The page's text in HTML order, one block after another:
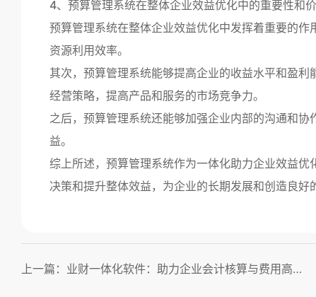
4、预算管理系统在整体企业效益优化中的重要性和
预算管理系统在整体企业效益优化中发挥着重要的
资源利用效率。
其次，预算管理系统能够提高企业的收益水平和盈
经营策略，提高产品和服务的市场竞争力。
之后，预算管理系统还能够加强企业内部的沟通和
益。
综上所述，预算管理系统作为一体化助力企业效益
决策和提升整体效益，为企业的长期发展和创造良好
上一篇：业财一体化软件：助力企业会计核算与费用高效管理！